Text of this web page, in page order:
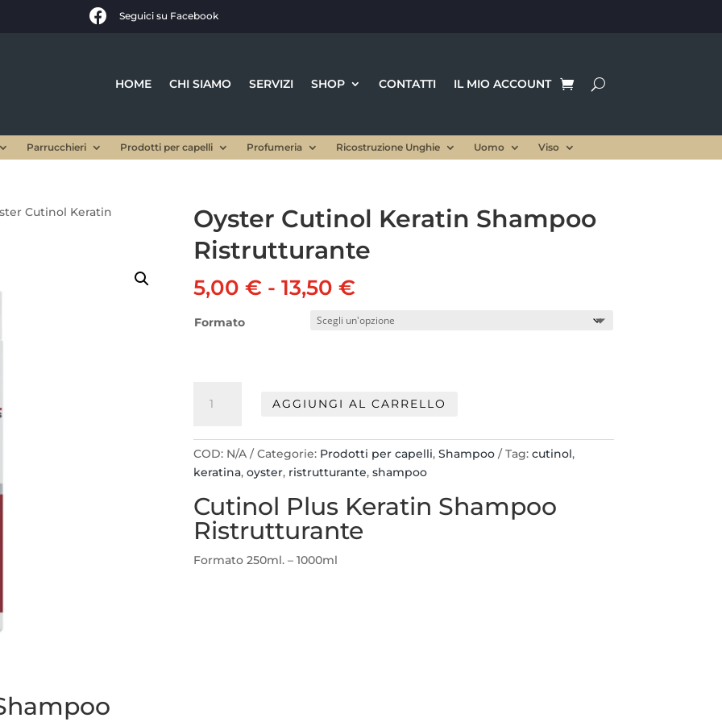
 Seguici su Facebook
HOME CHI SIAMO SERVIZI SHOP CONTATTI IL MIO ACCOUNT
Parrucchieri Prodotti per capelli Profumeria Ricostruzione Unghie Uomo Viso
Cutinol Keratin
Oyster Cutinol Keratin Shampoo
Ristrutturante
5,00€ - 13,50€
prezzo:
13,50 €
Formato
Cutinol
Shampoo
Ristrutturante
quantità
AGGIUNGI AL CARRELLO
COD: N/A Categorie: Prodotti per capelli,Shampoo Tag:cutinol,
keratina,oyster, ristrutturante,shampoo
Cutinol Plus Keratin Shampoo
Ristrutturante
Formato 250ml. – 1000ml